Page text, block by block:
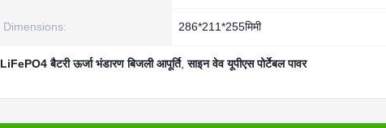
Dimensions: 286*211*255मिमी
LiFePO4 बैटरी ऊर्जा भंडारण बिजली आपूर्ति,साइन वेव यूपीएस पोर्टेबल पावर